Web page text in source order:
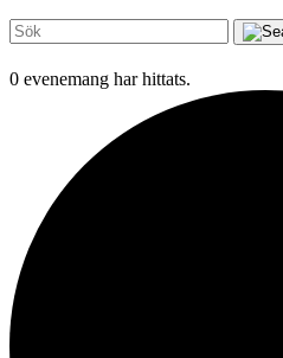
0 evenemang har hittats.